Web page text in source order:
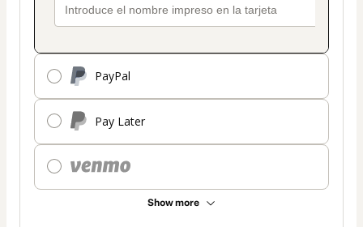
PayPal
Pay Later
Show more